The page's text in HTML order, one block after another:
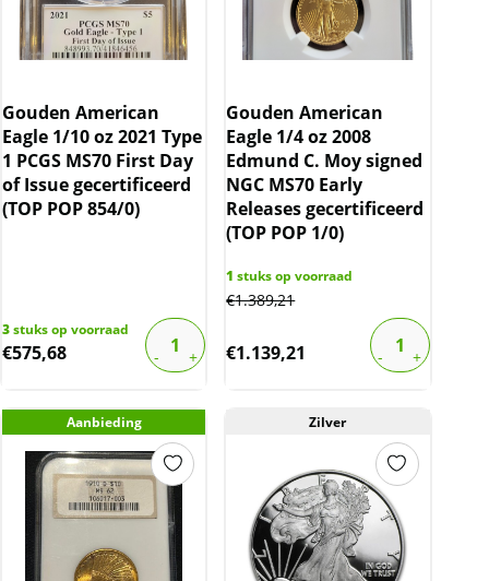
Gouden American
Eagle 1/10 oz 2021 Type
1 PCGS MS70 First Day
of Issue gecertificeerd
(TOP POP 854/0)
3stuks op voorraad
€575,68
Gouden American
Eagle 1/4 oz 2008
Edmund C. Moy signed
NGC MS70 Early
Releases gecertificeerd
(TOP POP 1/0)
1 stuks op voorraad
€1.389,21
€1.139,21
Aanbieding Zilver